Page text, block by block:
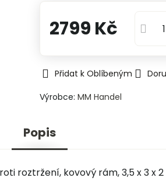
2799 Kč
Přidat k Oblíbeným
Výrobce:MM Handel
Popis
roztržení, kovový rám, 3,5 x 3 x